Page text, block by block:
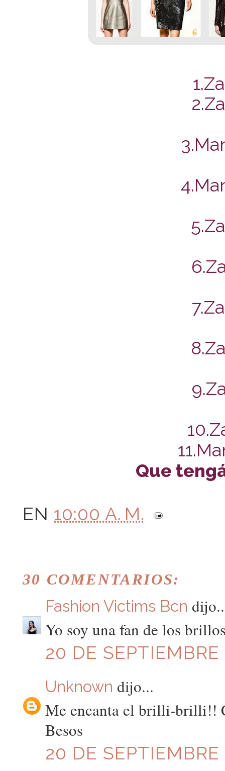
Que
EN 10:00 A. M.
30 COMENTARIOS:
Fashion Victims Bcn
Yo soy una fan de los
20 DE
Unknown dijo...
Me encanta el brilli-brilli!!
Besos
20 DE